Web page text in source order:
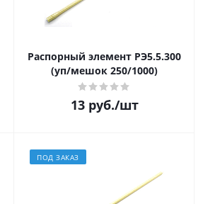
Распорный элемент РЭ5.5.300
(уп/мешок 250/1000)
13руб./шт
ПОД ЗАКАЗ